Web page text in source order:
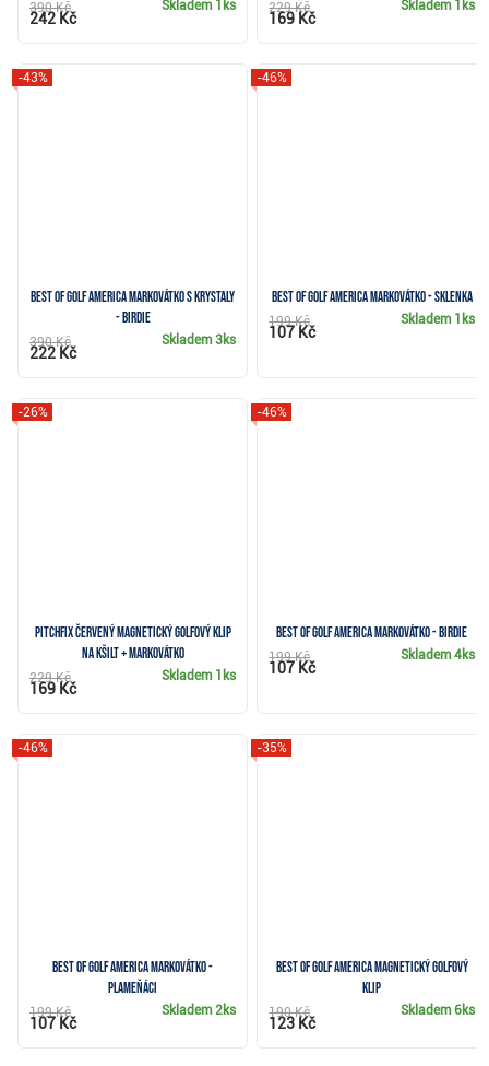
Skladem 1ks
390 Kč
242 Kč
Skladem 1ks
229 Kč
169 Kč
Best of Golf America markovátko s krystaly
- birdie
-43%
Skladem3ks
390 Kč
222 Kč
Best of Golf America markovátko - sklenka
-46%
Skladem 1ks
199 Kč
107 Kč
Pitchfix červený magnetický golfový klip
na kšilt + markovátko
-26%
Skladem 1ks
229 Kč
169 Kč
Best of Golf America markovátko - birdie
-46%
Skladem4ks
199 Kč
107 Kč
Best of Golf America markovátko -
plameňáci
-46%
Skladem2ks
199 Kč
107 Kč
Best of Golf America magnetický golfový
klip
-35%
Skladem6ks
190 Kč
123 Kč